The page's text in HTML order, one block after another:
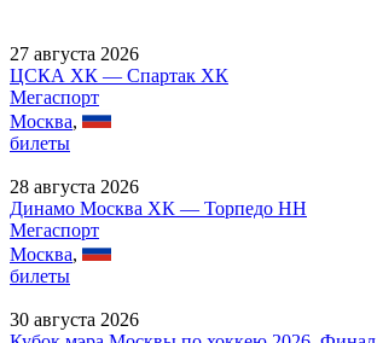
27 августа 2026
ЦСКА ХК — Спартак ХК
Мегаспорт
Москва,
билеты
28 августа 2026
Динамо Москва ХК — Торпедо НН
Мегаспорт
Москва,
билеты
30 августа 2026